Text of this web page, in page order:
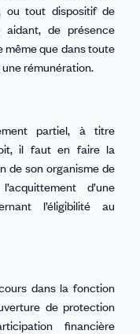
ou tout dispositif de
de présence
même que dans toute
rémunération.
partiel, à titre
il faut en faire la
de son organisme de
d’une
l’éligibilité au
dans la fonction
de protection
financière